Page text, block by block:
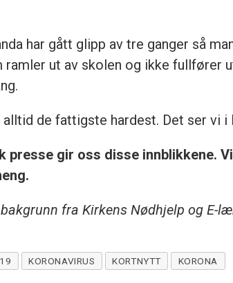
har gått glipp av tre ganger så
ramler ut av skolen og ikke fullfører
de fattigste hardest. Det ser vi
presse gir oss disse innblikkene.
fra Kirkens Nødhjelp og E-
KORONAVIRUS KORTNYTT KORONA